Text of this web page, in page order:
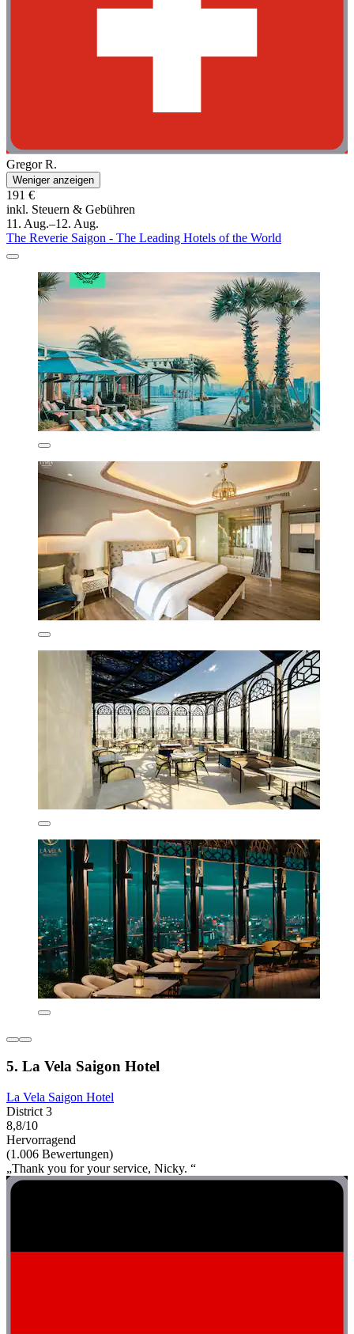
Gregor R.
Weniger anzeigen
191 €
inkl. Steuern & Gebühren
11. Aug.–12. Aug.
The Reverie Saigon - The Leading Hotels of the World
5. La Vela Saigon Hotel
La Vela Saigon Hotel
District 3
8,8/10
Hervorragend
(1.006 Bewertungen)
„Thank you for your service, Nicky. “